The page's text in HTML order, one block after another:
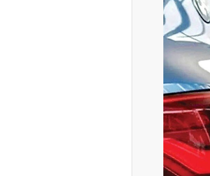
مرداد ماه